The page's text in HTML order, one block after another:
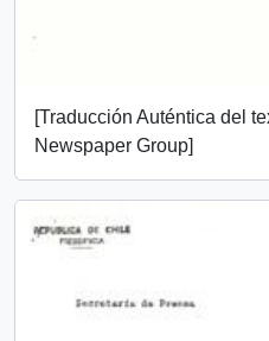
[Traducción Auténtica del
Newspaper Group]